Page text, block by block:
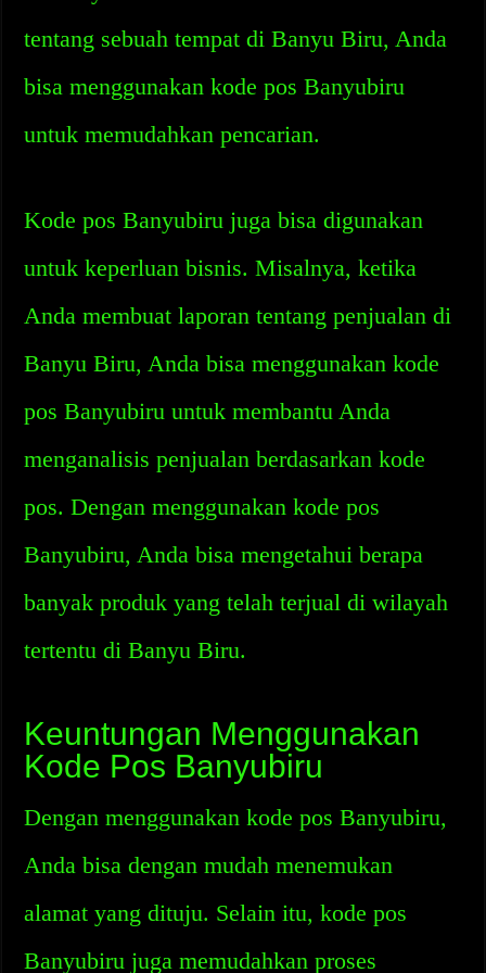
tentang sebuah tempat di Banyu Biru, Anda
bisa menggunakan kode pos Banyubiru
untuk memudahkan pencarian.
Kode pos Banyubiru juga bisa digunakan
untuk keperluan bisnis. Misalnya, ketika
Anda membuat laporan tentang penjualan di
Banyu Biru, Anda bisa menggunakan kode
pos Banyubiru untuk membantu Anda
menganalisis penjualan berdasarkan kode
pos. Dengan menggunakan kode pos
Banyubiru, Anda bisa mengetahui berapa
banyak produk yang telah terjual di wilayah
tertentu di Banyu Biru.
Keuntungan Menggunakan
Kode Pos Banyubiru
Dengan menggunakan kode pos Banyubiru,
Anda bisa dengan mudah menemukan
alamat yang dituju. Selain itu, kode pos
Banyubiru juga memudahkan proses